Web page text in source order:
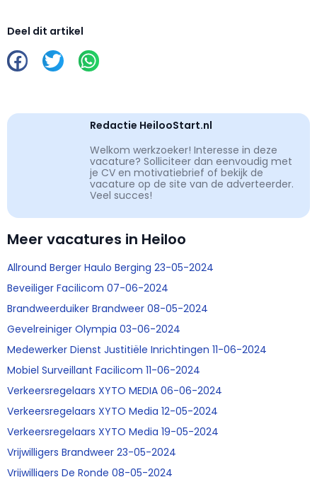
Deel dit artikel
Redactie HeilooStart.nl
Welkom werkzoeker! Interesse in deze
vacature? Solliciteer dan eenvoudig met
je CV en motivatiebrief of bekijk de
vacature op de site van de adverteerder.
Veel succes!
Meer vacatures in Heiloo
Allround Berger Haulo Berging 23-05-2024
Beveiliger Facilicom 07-06-2024
Brandweerduiker Brandweer 08-05-2024
Gevelreiniger Olympia 03-06-2024
Medewerker Dienst Justitiële Inrichtingen 11-06-2024
Mobiel Surveillant Facilicom 11-06-2024
Verkeersregelaars XYTO MEDIA 06-06-2024
Verkeersregelaars XYTO Media 12-05-2024
Verkeersregelaars XYTO Media 19-05-2024
Vrijwilligers Brandweer 23-05-2024
Vrijwilligers De Ronde 08-05-2024